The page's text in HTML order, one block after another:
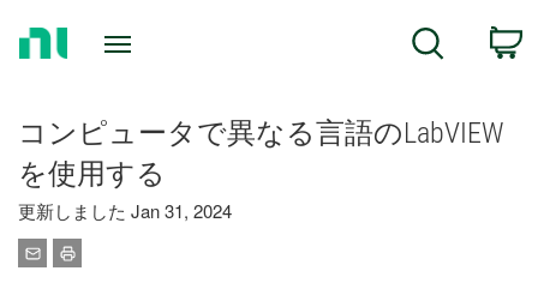
Search
コンピュータで異なる言語のLabVIEW
を使用する
更新しました Jan 31, 2024